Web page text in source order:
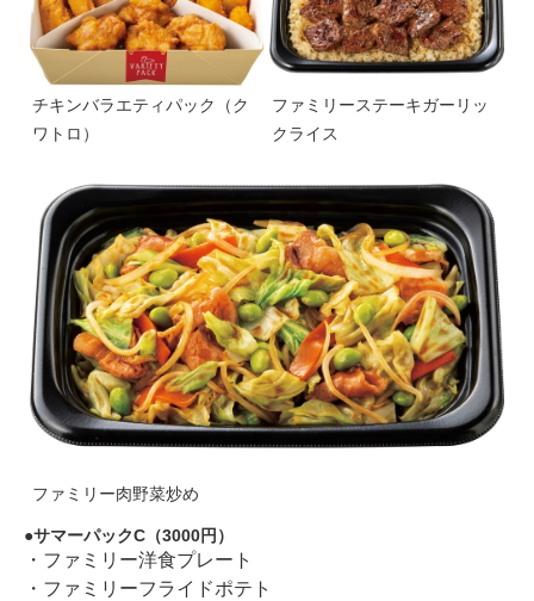
チキンバラエティパック（ク
ワトロ）
ファミリーステーキガーリッ
クライス
ファミリー肉野菜炒め
サマーパックC（3000円）
・ファミリー洋食プレート
・ファミリーフライドポテト